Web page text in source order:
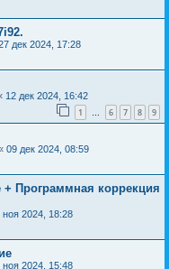
дек 2024, 17:28
12 дек 2024, 16:42
1 … 6 7 8 9
09 дек 2024, 08:59
Программная коррекция
ноя 2024, 18:28
ноя 2024, 15:48